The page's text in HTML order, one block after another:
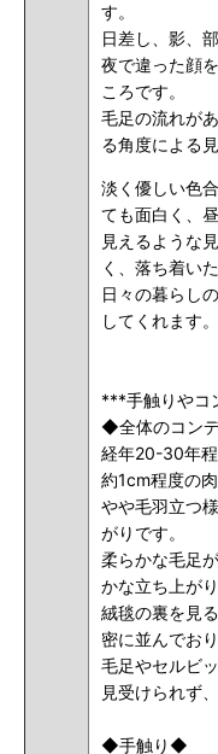
す。
日差し、影、
夜で違った顔
ころです。
毛足の流れが
る角度による
淡く優しい色
ても面白く、
見えるような
く、落ち着い
日々の暮らし
してくれます。
***手触りやコ
◆全体のコン
経年20-30年程
約1cm程度の
やや毛羽立つ
がりです。
柔らかな毛足
かな立ち上が
絨毯の裏を見
密に並んでおり
毛足やセルビ
見受けられず
◆手触り◆